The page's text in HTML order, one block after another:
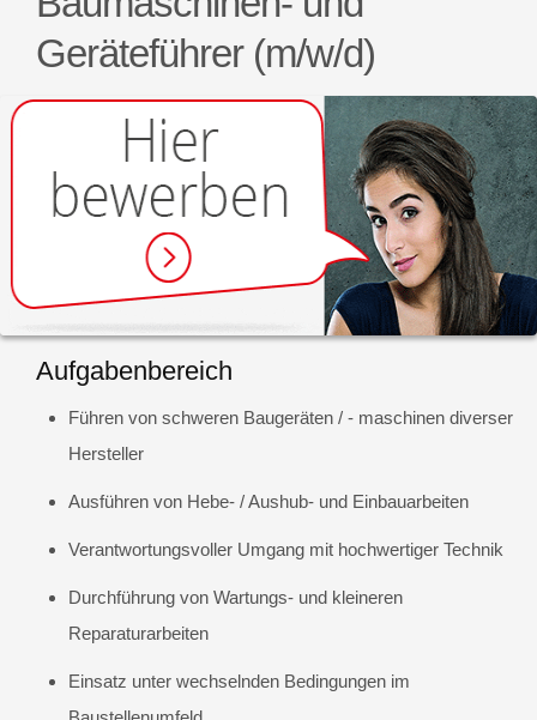
Geräteführer (m/w/d)
Aufgabenbereich
Führen von schweren Baugeräten / - maschinen diverser
Hersteller
Ausführen von Hebe- / Aushub- und Einbauarbeiten
Verantwortungsvoller Umgang mit hochwertiger Technik
Durchführung von Wartungs- und kleineren
Reparaturarbeiten
Einsatz unter wechselnden Bedingungen im